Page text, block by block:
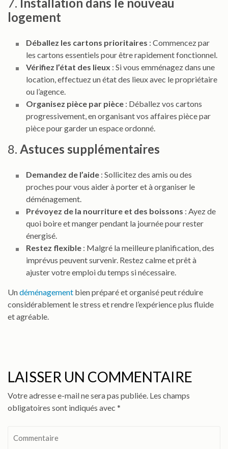
7. Installation dans le nouveau
logement
Déballez les cartons prioritaires : Commencez par
les cartons essentiels pour être rapidement fonctionnel.
Vérifiez l’état des lieux : Si vous emménagez dans une
location, effectuez un état des lieux avec le propriétaire
ou l’agence.
Organisez pièce par pièce : Déballez vos cartons
progressivement, en organisant vos affaires pièce par
pièce pour garder un espace ordonné.
8. Astuces supplémentaires
Demandez de l’aide : Sollicitez des amis ou des
proches pour vous aider à porter et à organiser le
déménagement.
Prévoyez de la nourriture et des boissons : Ayez de
quoi boire et manger pendant la journée pour rester
énergisé.
Restez flexible : Malgré la meilleure planification, des
imprévus peuvent survenir. Restez calme et prêt à
ajuster votre emploi du temps si nécessaire.
Undéménagement bien préparé et organisé peut réduire
considérablement le stress et rendre l’expérience plus fluide
et agréable.
LAISSER UN COMMENTAIRE
Votre adresse e-mail ne sera pas publiée. Les champs
obligatoires sont indiqués avec *